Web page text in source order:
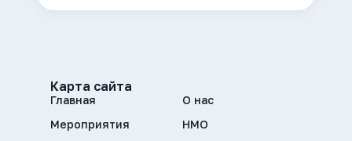
Карта сайта
Главная
Мероприятия
О нас
НМО